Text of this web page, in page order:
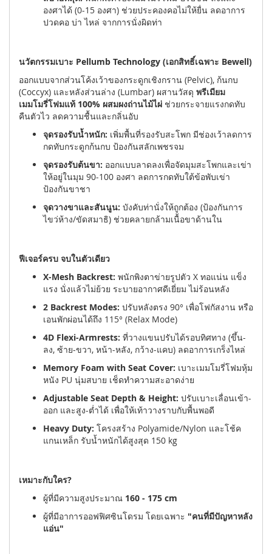
องศาได้ (0-15 องศา) ช่วยประคองคอไม่ให้ยื่น ลดอาการ
ปวดคอ บ่า ไหล่ จากการนั่งผิดท่า
นวัตกรรมเบาะ Pellumb Technology (เอกสิทธิ์เฉพาะ Bewell)
ออกแบบจากส่วนโค้งเว้าของกระดูกเชิงกราน (Pelvic), ก้นกบ
(Coccyx) และหลังส่วนล่าง (Lumbar) ผสานวัสดุ พรีเมียม
เมมโมรี่โฟมแท้ 100% ผสมผงถ่านไม้ไผ่ ช่วยกระจายแรงกดทับ
คืนตัวไว ลดความชื้นและกลิ่นอับ
จุดรองรับน้ำหนัก: เพิ่มพื้นที่รองรับสะโพก มีช่องเว้าลดการ
กดทับกระดูกก้นกบ ป้องกันสลักเพชรจม
จุดรองรับต้นขา: ออกแบบลาดลงเพื่อจัดมุมสะโพกและเข่า
ให้อยู่ในมุม 90-100 องศา ลดการกดทับใต้ข้อพับเข่า
ป้องกันขาชา
จุดวางขาและสันนูน: บังคับท่านั่งให้ถูกต้อง (ป้องกันการ
ไขว่ห้าง/ขัดสมาธิ) ช่วยคลายกล้ามเนื้อขาด้านใน
ฟีเจอร์ครบ จบในตัวเดียว
X-Mesh Backrest: พนักพิงตาข่ายรูปตัว X ทอแน่น แข็ง
แรง นั่งแล้วไม่ย้วย ระบายอากาศดีเยี่ยม ไม่ร้อนหลัง
2 Backrest Modes: ปรับหลังตรง 90° เพื่อโฟกัสงาน หรือ
เอนพักผ่อนได้ถึง 115° (Relax Mode)
4D Flexi-Armrests: ที่วางแขนปรับได้รอบทิศทาง (ขึ้น-
ลง, ซ้าย-ขวา, หน้า-หลัง, กว้าง-แคบ) ลดอาการเกร็งไหล่
Memory Foam with Seat Cover: เบาะเมมโมรี่โฟมหุ้ม
หนัง PU นุ่มสบาย เช็ดทำความสะอาดง่าย
Adjustable Seat Depth & Height: ปรับเบาะเลื่อนเข้า-
ออก และสูง-ต่ำได้ เพื่อให้เท้าวางราบกับพื้นพอดี
Heavy Duty: โครงสร้าง Polyamide/Nylon และโช้ค
แกนเหล็ก รับน้ำหนักได้สูงสุด 150 kg
เหมาะกับใคร?
ผู้ที่มีความสูงประมาณ 160 - 175 cm
ผู้ที่มีอาการออฟฟิศซินโดรม โดยเฉพาะ "คนที่มีปัญหาหลัง
แอ่น"